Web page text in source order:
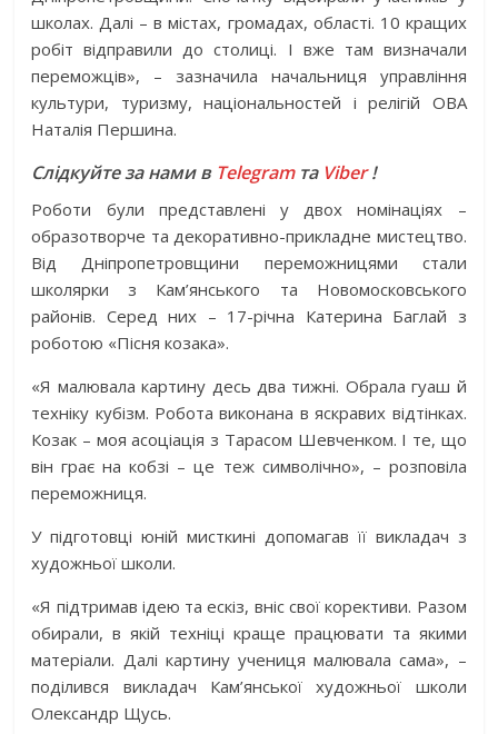
школах. Далі – в містах, громадах, області. 10 кращих
робіт відправили до столиці. І вже там визначали
переможців», – зазначила начальниця управління
культури, туризму, національностей і релігій ОВА
Наталія Першина.
Слідкуйте за нами в Telegramта Viber!
Роботи були представлені у двох номінаціях –
образотворче та декоративно-прикладне мистецтво.
Від Дніпропетровщини переможницями стали
школярки з Кам’янського та Новомосковського
районів. Серед них – 17-річна Катерина Баглай з
роботою «Пісня козака».
«Я малювала картину десь два тижні. Обрала гуаш й
техніку кубізм. Робота виконана в яскравих відтінках.
Козак – моя асоціація з Тарасом Шевченком. І те, що
він грає на кобзі – це теж символічно», – розповіла
переможниця.
У підготовці юній мисткині допомагав її викладач з
художньої школи.
«Я підтримав ідею та ескіз, вніс свої корективи. Разом
обирали, в якій техніці краще працювати та якими
матеріали. Далі картину учениця малювала сама», –
поділився викладач Кам’янської художньої школи
Олександр Щусь.